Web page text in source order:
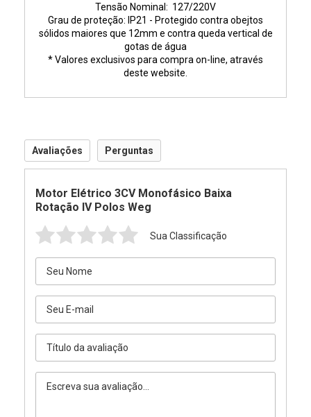
Tensão Nominal: 127/220V
Grau de proteção: IP21 - Protegido contra obejtos
sólidos maiores que 12mm e contra queda vertical de
gotas de água
* Valores exclusivos para compra on-line, através
deste website.
Avaliações Perguntas
Motor Elétrico 3CV Monofásico Baixa
Rotação IV Polos Weg
Sua Classificação